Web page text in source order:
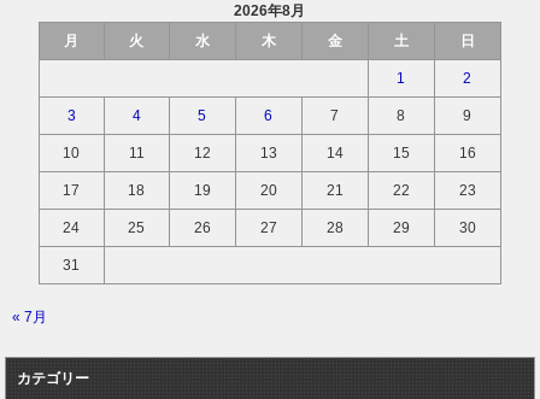
2026年8月
月
火 水 木 金 土 日
1 2
3 4 5 6 7 8 9
10 11 12 13 14 15 16
17 18 19 20 21 22 23
24 25 26 27 28 29 30
31
« 7月
カテゴリー